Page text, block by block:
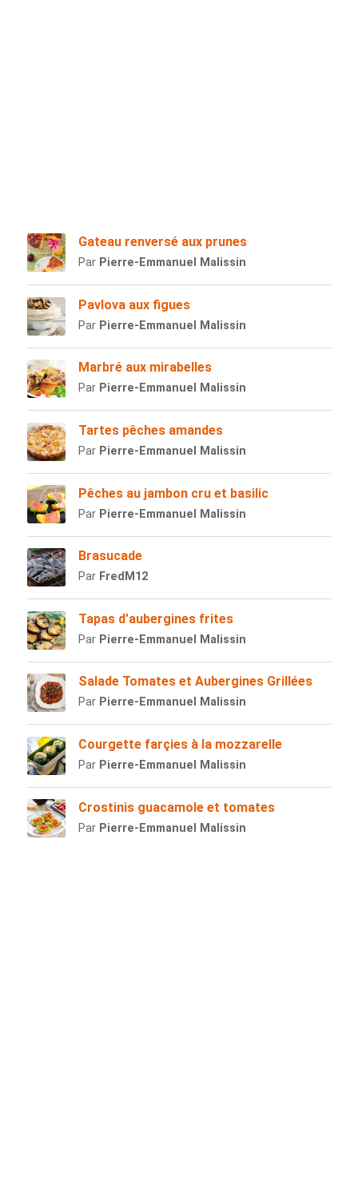
Gateau renversé aux prunes
Par Pierre-Emmanuel Malissin
Pavlova aux figues
Par Pierre-Emmanuel Malissin
Marbré aux mirabelles
Par Pierre-Emmanuel Malissin
Tartes pêches amandes
Par Pierre-Emmanuel Malissin
Pêches au jambon cru et basilic
Par Pierre-Emmanuel Malissin
Brasucade
Par FredM12
Tapas d’aubergines frites
Par Pierre-Emmanuel Malissin
Salade Tomates et Aubergines Grillées
Par Pierre-Emmanuel Malissin
Courgette farçies à la mozzarelle
Par Pierre-Emmanuel Malissin
Crostinis guacamole et tomates
Par Pierre-Emmanuel Malissin